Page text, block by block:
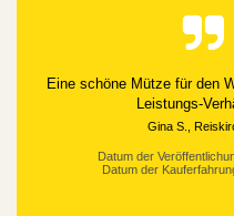
Eine schöne Mütze für den
Leistungs-
Gina S.,
Datum der
Datum der